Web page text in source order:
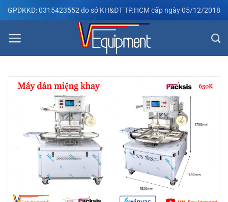
Bỏ
qua
nội
dung
GPDKKD: 0315423552 do sở KH&ĐT TP.HCM cấp ngày 05/12/2018